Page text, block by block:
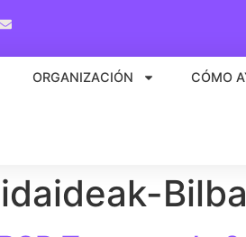
ORGANIZACIÓN CÓMO